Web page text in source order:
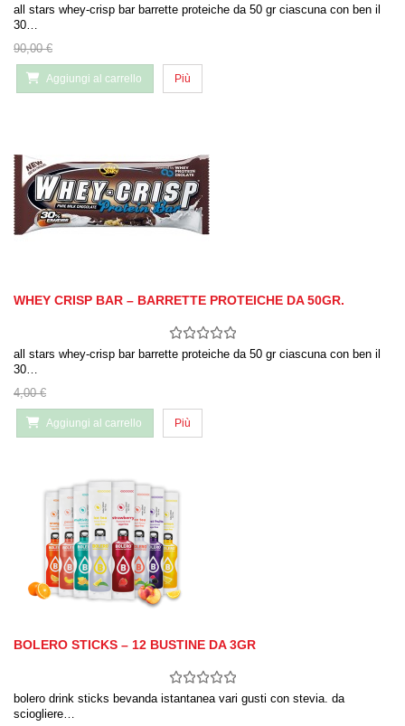
all stars whey-crisp bar barrette proteiche da 50 gr ciascuna con ben il
30…
90,00 €
Aggiungi al carrello Più
WHEY CRISP BAR – BARRETTE PROTEICHE DA 50GR.
all stars whey-crisp bar barrette proteiche da 50 gr ciascuna con ben il
30…
4,00 €
Aggiungi al carrello Più
BOLERO STICKS – 12 BUSTINE DA 3GR
bolero drink sticks bevanda istantanea vari gusti con stevia. da
sciogliere…